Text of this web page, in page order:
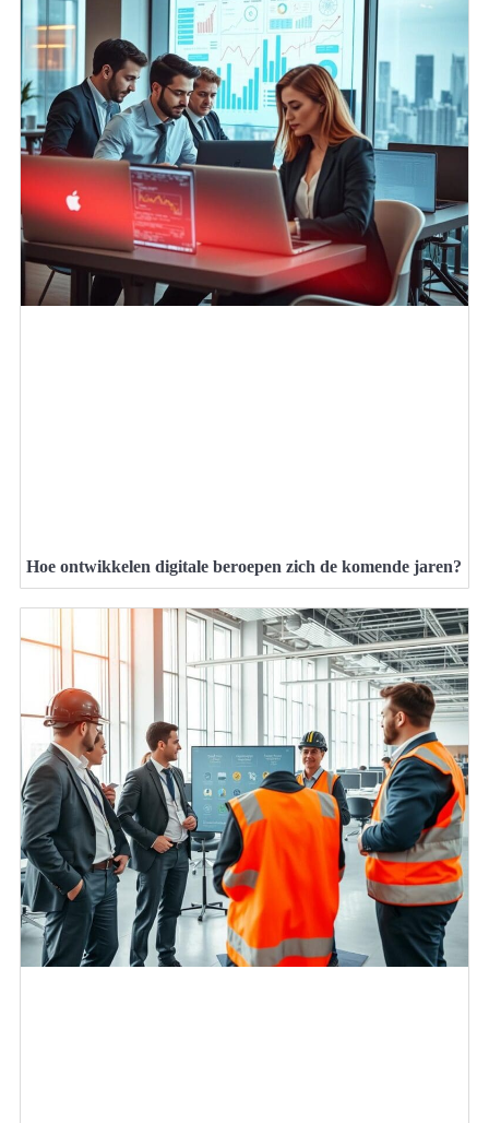
Hoe ontwikkelen digitale beroepen zich de komende jaren?